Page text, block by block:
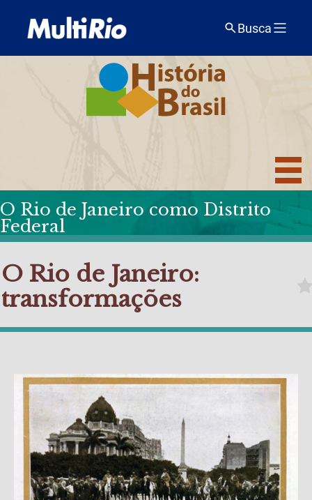
Busca
O Rio de Janeiro como Distrito
Federal
O Rio de Janeiro:
transformações